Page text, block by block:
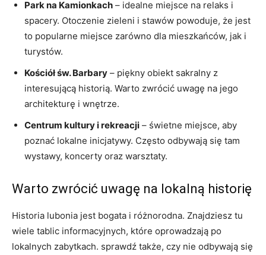
Park na Kamionkach – idealne miejsce na relaks i
spacery. Otoczenie zieleni i stawów powoduje, że jest
to popularne miejsce zarówno dla mieszkańców, jak i
turystów.
Kościół św. Barbary – piękny obiekt sakralny z
interesującą historią. Warto zwrócić uwagę na jego
architekturę i wnętrze.
Centrum kultury i rekreacji – świetne miejsce, aby
poznać lokalne inicjatywy. Często odbywają się tam
wystawy, koncerty oraz warsztaty.
Warto zwrócić uwagę na lokalną historię
Historia lubonia jest bogata i różnorodna. Znajdziesz tu
wiele tablic informacyjnych, które oprowadzają po
lokalnych zabytkach. sprawdź także, czy nie odbywają się